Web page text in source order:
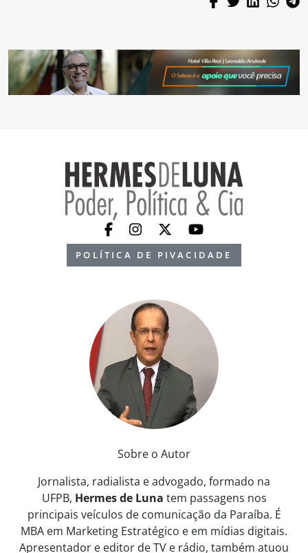
POLÍTICA DE PIVACIDADE
Sobre o Autor
Jornalista, radialista e advogado, formado na
UFPB, Hermes de Luna tem passagens nos
principais veículos de comunicação da Paraíba. É
MBA em Marketing Estratégico e em mídias digitais.
Apresentador e editor de TV e rádio, também atuou